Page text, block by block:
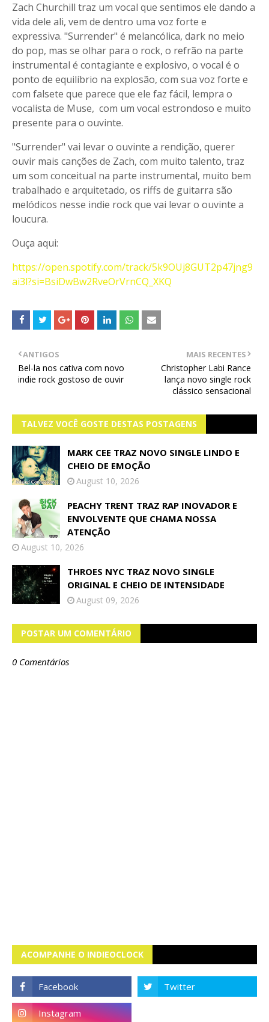
Zach Churchill traz um vocal que sentimos ele dando a
vida dele ali, vem de dentro uma voz forte e
expressiva. "Surrender" é melancólica, dark no meio
do pop, mas se olhar para o rock, o refrão na parte
instrumental é contagiante e explosivo, o vocal é o
ponto de equilíbrio na explosão, com sua voz forte e
com falsete que parece que ele faz fácil, lempra o
vocalista de Muse, com um vocal estrondoso e muito
presente para o ouvinte.
"Surrender" vai levar o ouvinte a rendição, querer
ouvir mais canções de Zach, com muito talento, traz
um som conceitual na parte instrumental, muito bem
trabalhado e arquitetado, os riffs de guitarra são
melódicos nesse indie rock que vai levar o ouvinte a
loucura.
Ouça aqui:
https://open.spotify.com/track/5k9OUj8GUT2p47jng9
ai3l?si=BsiDwBw2RveOrVrnCQ_XKQ
MAIS RECENTES
Christopher Labi Rance
lança novo single rock
clássico sensacional
ANTIGOS
Bel-la nos cativa com novo
indie rock gostoso de ouvir
TALVEZ VOCÊ GOSTE DESTAS POSTAGENS
MARK CEE TRAZ NOVO SINGLE LINDO E
CHEIO DE EMOÇÃO
August 10, 2026
PEACHY TRENT TRAZ RAP INOVADOR E
ENVOLVENTE QUE CHAMA NOSSA
ATENÇÃO
August 10, 2026
THROES NYC TRAZ NOVO SINGLE
ORIGINAL E CHEIO DE INTENSIDADE
August 09, 2026
POSTAR UM COMENTÁRIO
0 Comentários
ACOMPANHE O INDIEOCLOCK